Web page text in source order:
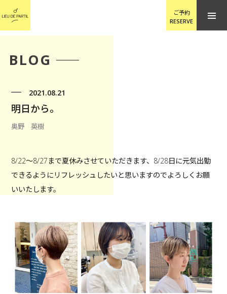
ご予約
RESERVE
BLOG
2021.08.21
明日から。
奥野 英樹
8/22〜8/27まで夏休みさせていただきます、8/28日に元気出勤
できるようにリフレッシュしたいと思いますのでよろしくお願
いいたします。